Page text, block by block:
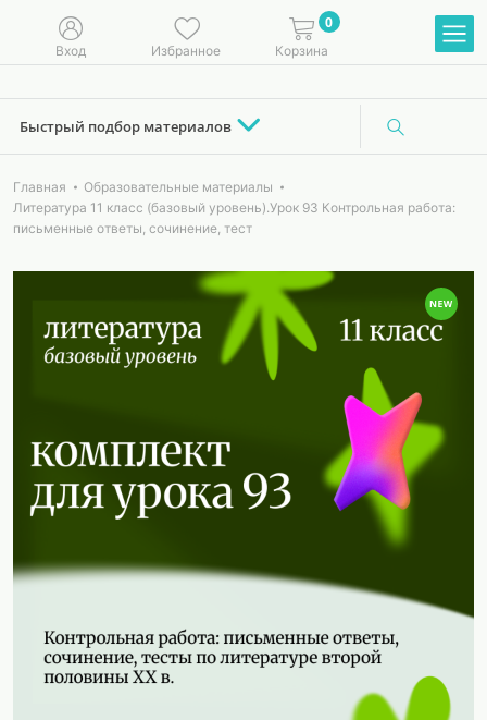
Вход Избранное
0
Корзина
Быстрый подбор материалов
Главная
Образовательные материалы
Литература 11 класс (базовый уровень).Урок 93 Контрольная работа:
письменные ответы, сочинение, тест